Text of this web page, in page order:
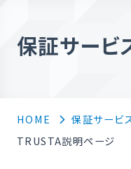
保証サービ
HOME
保証サービ
TRUSTA説明ページ